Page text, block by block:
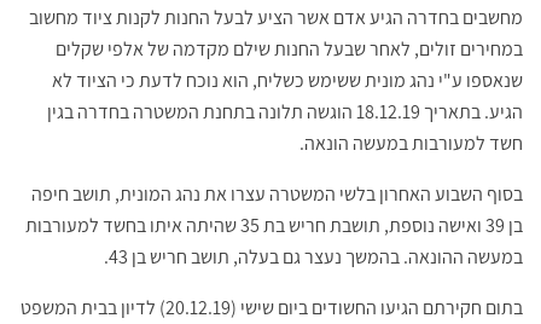
מחשבים בחדרה הגיע אדם אשר הציע לבעל החנות לקנות ציוד מחשוב
במחירים זולים, לאחר שבעל החנות שילם מקדמה של אלפי שקלים
שנאספו ע"י נהג מונית ששימש כשליח, הוא נוכח לדעת כי הציוד לא
הגיע. בתאריך 18.12.19 הוגשה תלונה בתחנת המשטרה בחדרה בגין
חשד למעורבות במעשה הונאה.
בסוף השבוע האחרון בלשי המשטרה עצרו את נהג המונית, תושב חיפה
בן 39 ואישה נוספת, תושבת חריש בת 35 שהיתה איתו בחשד למעורבות
במעשה ההונאה. בהמשך נעצר גם בעלה, תושב חריש בן 43.
בתום חקירתם הגיעו החשודים ביום שישי (20.12.19) לדיון בבית המשפט